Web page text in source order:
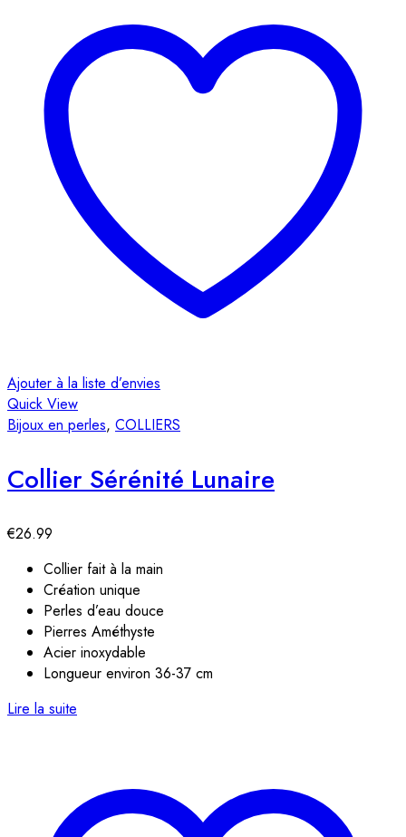
Ajouter à la liste d’envies
Quick View
Bijoux en perles, COLLIERS
Collier Sérénité Lunaire
€26.99
Collier fait à la main
Création unique
Perles d’eau douce
Pierres Améthyste
Acier inoxydable
Longueur environ 36-37 cm
Lire la suite